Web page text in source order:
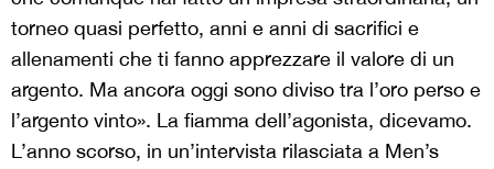
torneo quasi perfetto, anni e anni di sacrifici e
allenamenti che ti fanno apprezzare il valore di un
argento. Ma ancora oggi sono diviso tra l’oro perso e
l’argento vinto». La fiamma dell’agonista, dicevamo.
L’anno scorso, in un’intervista rilasciata a Men’s